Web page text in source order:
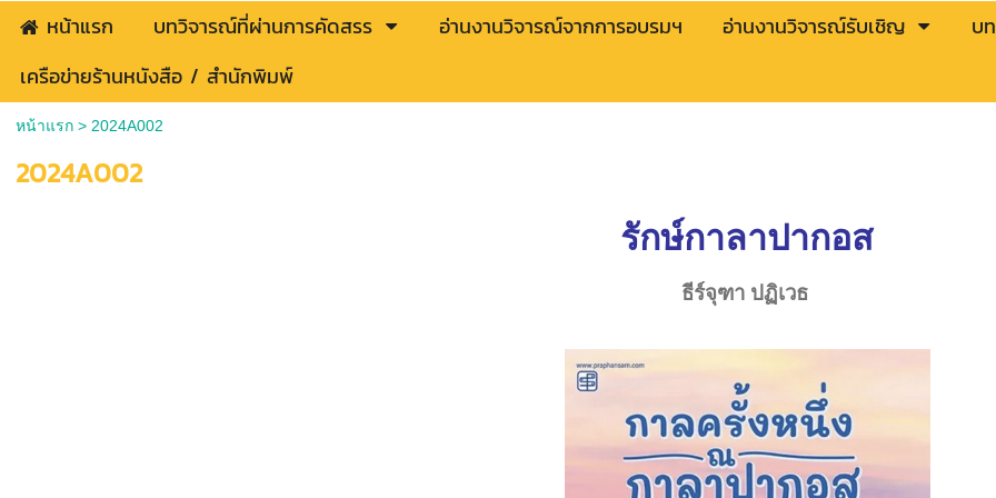
หน้าแรก บทวิจารณ์ที่ผ่านการคัดสรร อ่านงานวิจารณ์จากการอบรมฯ อ่านงานวิจารณ์รับเชิญ บ
เครือข่ายร้านหนังสือ / สำนักพิมพ์
หน้าแรก> 2024A002
2024A002
รักษ์กาลาปากอส
ธีร์จุฑา ปฏิเวธ